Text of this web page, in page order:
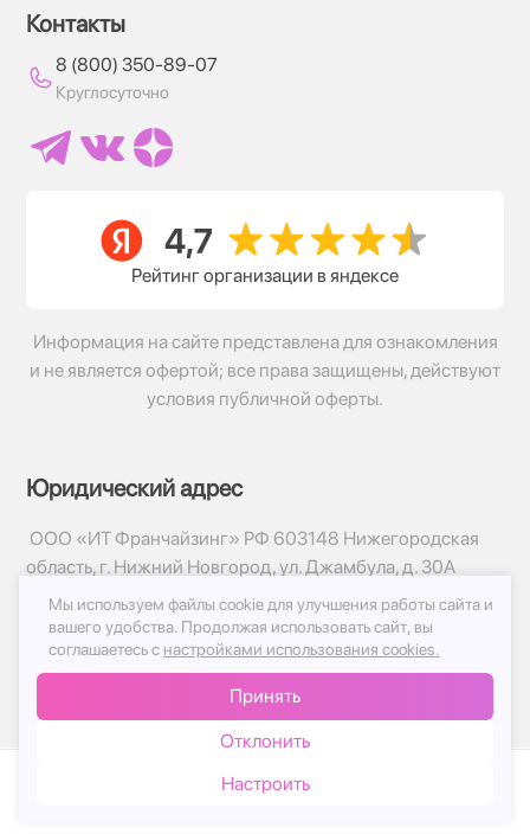
Контакты
8 (800) 350-89-07
Круглосуточно
Рейтинг организации в яндексе
Информация на сайте представлена для ознакомления
и не является офертой; все права защищены, действуют
условия публичной оферты.
Юридический адрес
ООО «ИТ Франчайзинг» РФ 603148 Нижегородская
область, г. Нижний Новгород, ул. Джамбула, д. 30А
© 2017-2026г, База Цветов 24.ру
Политика конфиденциальности
Публичная оферта
Мы используем файлы cookie для улучшения работы сайта и
вашего удобства. Продолжая использовать сайт, вы
соглашаетесь с настройками использования cookies.
Принять
Отклонить
Настроить